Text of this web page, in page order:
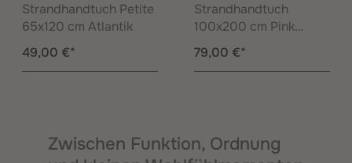
Strandhandtuch Petite
65x120 cm Atlantik
49,00 €*
Strandhandtuch
100x200 cm Pink
Lemonade
79,00 €*
Zwischen Funktion, Ordnung